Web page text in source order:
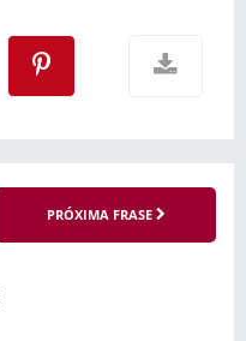
PRÓXIMA FRASE